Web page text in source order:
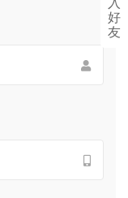
好
友